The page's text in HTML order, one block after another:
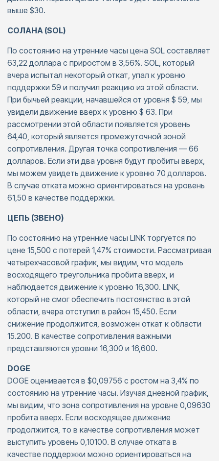
выше $30.
СОЛАНА (SOL)
По состоянию на утренние часы цена SOL составляет
63,22 доллара с приростом в 3,56%. SOL, который
вчера испытал некоторый откат, упал к уровню
поддержки 59 и получил реакцию из этой области.
При бычьей реакции, начавшейся от уровня $ 59, мы
увидели движение вверх к уровню $ 63. При
рассмотрении этой области появляется уровень
64,40, который является промежуточной зоной
сопротивления. Другая точка сопротивления — 66
долларов. Если эти два уровня будут пробиты вверх,
мы можем увидеть движение к уровню 70 долларов.
В случае отката можно ориентироваться на уровень
61,50 в качестве поддержки.
ЦЕПЬ (ЗВЕНО)
По состоянию на утренние часы LINK торгуется по
цене 15,500 с потерей 1,47% стоимости. Рассматривая
четырехчасовой график, мы видим, что модель
восходящего треугольника пробита вверх, и
наблюдается движение к уровню 16,300. LINK,
который не смог обеспечить постоянство в этой
области, вчера отступил в район 15,450. Если
снижение продолжится, возможен откат к области
15.200. В качестве сопротивления важными
представляются уровни 16,300 и 16,600.
DOGE
DOGE оценивается в $0,09756 с ростом на 3,4% по
состоянию на утренние часы. Изучая дневной график,
мы видим, что зона сопротивления на уровне 0,09630
пробита вверх. Если восходящее движение
продолжится, то в качестве сопротивления может
выступить уровень 0,10100. В случае отката в
качестве поддержки можно ориентироваться на